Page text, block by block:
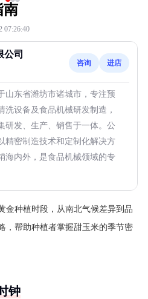
南
07:26:40
公司
咨询 进店
山东省潍坊市诸城市，专注预
设备及食品机械研发制造，
研发、生产、销售于一体。公
精密制造技术和定制化解决方
海内外，是食品机械领域的专
金种植时段，从南北气候差异到品
，帮助种植者掌握甜玉米的季节密
钟